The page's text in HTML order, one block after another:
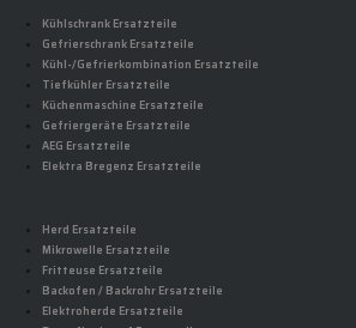
Kühlschrank Ersatzteile
Gefrierschrank Ersatzteile
Kühl-/Gefrierkombination Ersatzteile
Tiefkühler Ersatzteile
Küchenmaschine Ersatzteile
Gefriergeräte Ersatzteile
AEG Ersatzteile
Elektra Bregenz Ersatzteile
Herd Ersatzteile
Mikrowelle Ersatzteile
Fritteuse Ersatzteile
Backofen / Backrohr Ersatzteile
Elektroherde Ersatzteile